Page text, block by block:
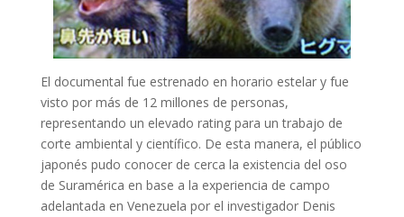
El documental fue estrenado en horario estelar y fue
visto por más de 12 millones de personas,
representando un elevado rating para un trabajo de
corte ambiental y científico. De esta manera, el público
japonés pudo conocer de cerca la existencia del oso
de Suramérica en base a la experiencia de campo
adelantada en Venezuela por el investigador Denis